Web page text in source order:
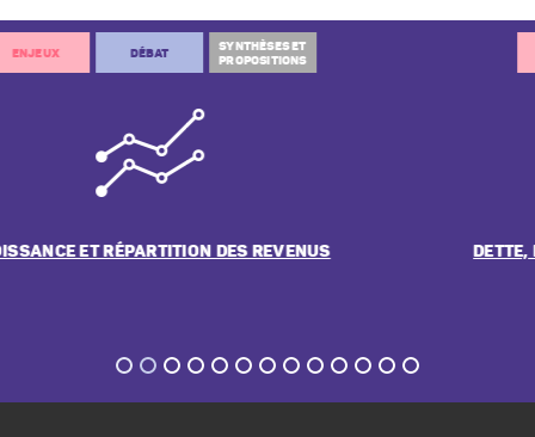
ENJEUX
DETTE, DÉFICIT ET DÉPENSES PUBLIQUES :